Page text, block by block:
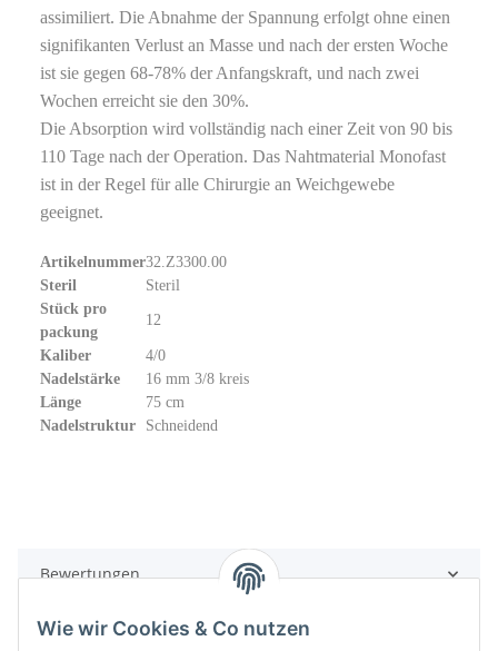
assimiliert. Die Abnahme der Spannung erfolgt ohne einen
signifikanten Verlust an Masse und nach der ersten Woche
ist sie gegen 68-78% der Anfangskraft, und nach zwei
Wochen erreicht sie den 30%.
Die Absorption wird vollständig nach einer Zeit von 90 bis
110 Tage nach der Operation. Das Nahtmaterial Monofast
ist in der Regel für alle Chirurgie an Weichgewebe
geeignet.
Artikelnummer32.Z3300.00
Steril
Steril
Stück pro
packung
12
Kaliber
4/0
Nadelstärke
16 mm 3/8 kreis
Länge
75 cm
Nadelstruktur
Schneidend
Bewertungen
Wie wir Cookies & Co nutzen